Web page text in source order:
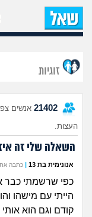
זוגיות
21402 אנשים
העצות.
השאלה שלי זה
אנונימית בת 13 | כתבה את השאלה
כפי שרשמתי כבר
הייתי עם מישהו
קודם וגם הוא אותי